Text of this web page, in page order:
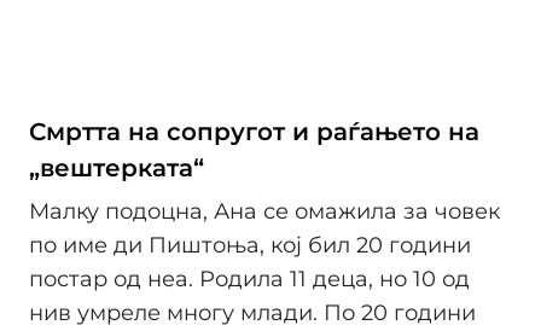
Смртта на сопругот и раѓањето на
„вештерката“
Малку подоцна, Ана се омажила за човек
по име ди Пиштоња, кој бил 20 години
постар од неа. Родила 11 деца, но 10 од
нив умреле многу млади. По 20 години